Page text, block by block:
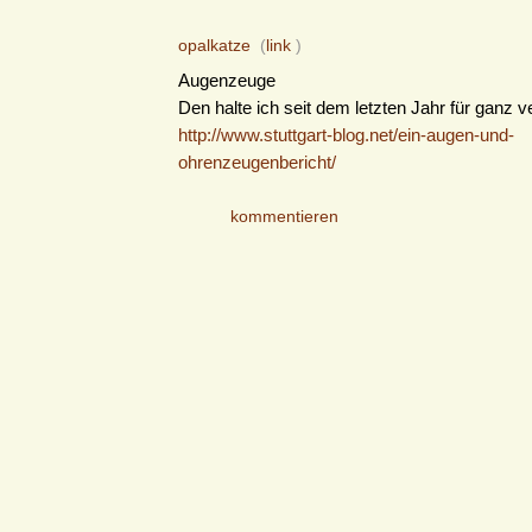
opalkatze (link )
Augenzeuge
Den halte ich seit dem letzten Jahr für ganz
http://www.stuttgart-blog.net/ein-augen-und-
ohrenzeugenbericht/
kommentieren